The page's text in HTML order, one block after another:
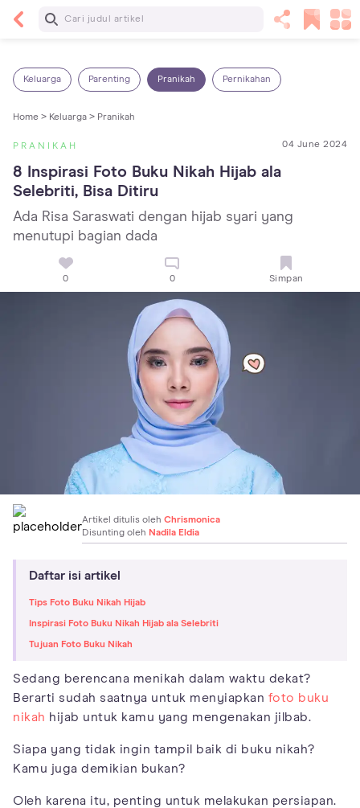
Baca Selanjutnya
Keluarga Parenting Pranikah Pernikahan
Home > Keluarga > Pranikah
PRANIKAH 04 June 2024
8 Inspirasi Foto Buku Nikah Hijab ala
Selebriti, Bisa Ditiru
Ada Risa Saraswati dengan hijab syari yang
menutupi bagian dada
0 0 Simpan
Artikel ditulis oleh Chrismonica
Disunting oleh Nadila Eldia
Daftar isi artikel
Tips Foto Buku Nikah Hijab
Inspirasi Foto Buku Nikah Hijab ala Selebriti
Tujuan Foto Buku Nikah
Sedang berencana menikah dalam waktu dekat?
Berarti sudah saatnya untuk menyiapkan foto buku
nikah hijab untuk kamu yang mengenakan jilbab.
Siapa yang tidak ingin tampil baik di buku nikah?
Kamu juga demikian bukan?
Oleh karena itu, penting untuk melakukan persiapan.